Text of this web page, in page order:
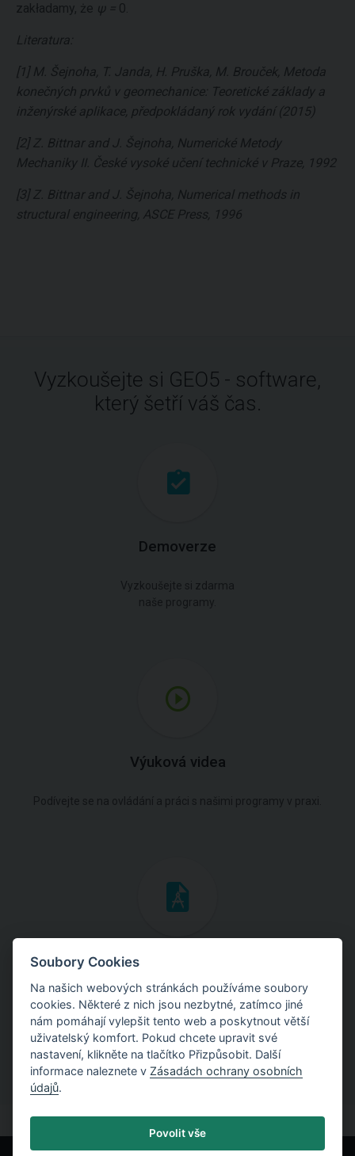
zakładamy, że ψ = 0.
Literatura:
[1] M. Šejnoha, T. Janda, H. Pruška, M. Brouček, Metoda
konečných prvků v geomechanice: Teoretické základy a
inženýrské aplikace, předpokládaný rok vydání (2015)
[2] Z. Bittnar and J. Šejnoha, Numerické Metody
Mechaniky II. České vysoké učení technické v Praze, 1992
[3] Z. Bittnar and J. Šejnoha, Numerical methods in
structural engineering, ASCE Press, 1996
Vyzkoušejte si GEO5 - software,
který šetří váš čas.
Demoverze
Vyzkoušejte si zdarma
naše programy.
Výuková videa
Podívejte se na ovládání a práci s našimi programy v praxi.
Inženýrské manuály
Stáhněte si manuály s teoretickými i praktickými ukázkami
použití programů.
Soubory Cookies
Na našich webových stránkách používáme soubory
cookies. Některé z nich jsou nezbytné, zatímco jiné
nám pomáhají vylepšit tento web a poskytnout větší
uživatelský komfort. Pokud chcete upravit své
nastavení, klikněte na tlačítko Přizpůsobit. Další
informace naleznete v Zásadách ochrany osobních
údajů.
Povolit vše